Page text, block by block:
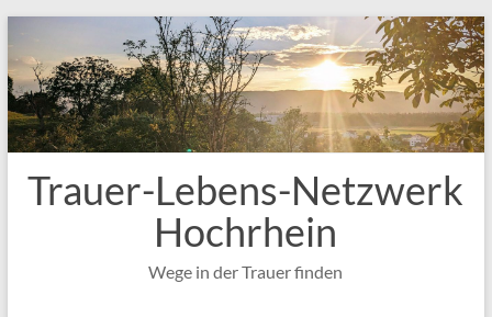
Inhalt
springen
Trauer-Lebens-Netzwerk
Hochrhein
Wege in der Trauer finden